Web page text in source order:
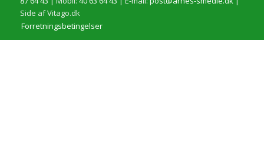
Side af Vitago.dk
Forretningsbetingelser